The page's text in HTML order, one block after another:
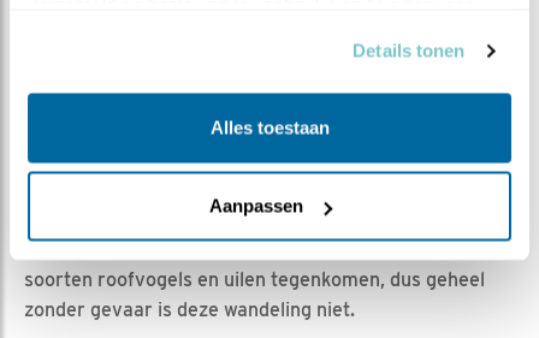
Details tonen
Alles toestaan
Aanpassen
zien we een andere bewoner van de Texelse duinen
vrijmoedig rondwandelen: de bosmuis.
In het bos- en duingebied van Texel kun je verschillende
soorten roofvogels en uilen tegenkomen, dus geheel
zonder gevaar is deze wandeling niet.